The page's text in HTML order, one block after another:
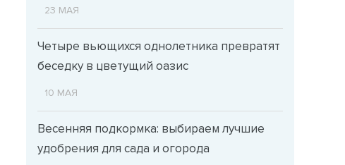
23 МАЯ
Четыре вьющихся однолетника превратят
беседку в цветущий оазис
10 МАЯ
Весенняя подкормка: выбираем лучшие
удобрения для сада и огорода